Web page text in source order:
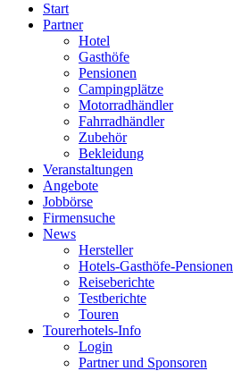
Start
Partner
Hotel
Gasthöfe
Pensionen
Campingplätze
Motorradhändler
Fahrradhändler
Zubehör
Bekleidung
Veranstaltungen
Angebote
Jobbörse
Firmensuche
News
Hersteller
Hotels-Gasthöfe-Pensionen
Reiseberichte
Testberichte
Touren
Tourerhotels-Info
Login
Partner und Sponsoren